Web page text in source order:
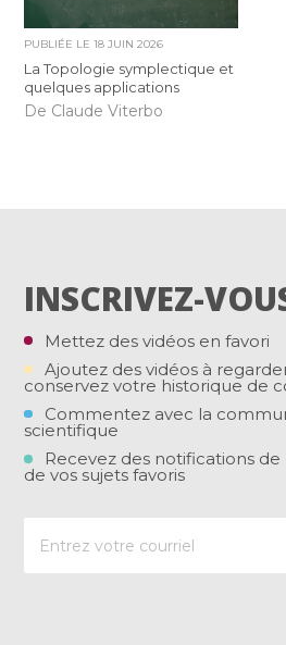
PUBLIÉE LE18 JUIN 2026
La Topologie symplectique et
quelques applications
De Claude Viterbo
INSCRIVEZ-
Mettez des vidéos en favori
Ajoutez des vidéos à
conservez votre historique de
Commentez avec la
scientifique
Recevez des notifications de
de vos sujets favoris